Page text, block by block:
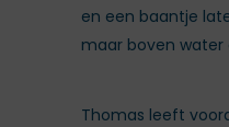
en een baantje
maar boven
Thomas leeft